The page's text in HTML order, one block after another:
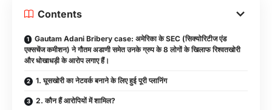
Contents
Gautam Adani Bribery case: अमेरिका के SEC (सिक्योरिटीज एंड
एक्सचेंज कमीशन) ने गौतम अडाणी समेत उनके ग्रुप के 8 लोगों के खिलाफ रिश्वतखोरी
और धोखाधड़ी के आरोप लगाए हैं।
1. घूसखोरी का नेटवर्क बनाने के लिए हुई पूरी प्लानिंग
2. कौन हैं आरोपियों में शामिल?